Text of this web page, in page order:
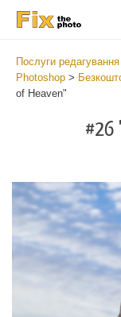
Послуги
Photoshop >
of Heaven"
#26